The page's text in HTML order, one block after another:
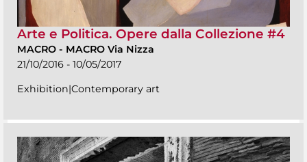
Arte e Politica. Opere dalla Collezione #4
MACRO - MACRO Via Nizza
21/10/2016 - 10/05/2017
Exhibition|Contemporary art